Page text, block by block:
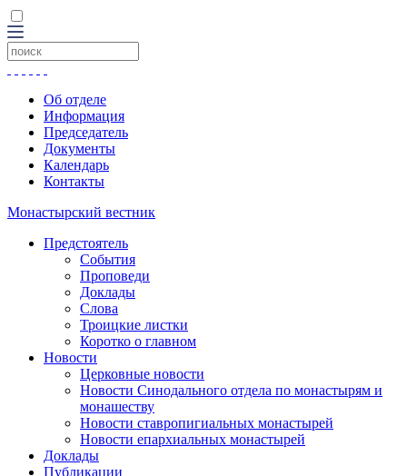
Об отделе
Информация
Председатель
Документы
Календарь
Контакты
Монастырский вестник
Предстоятель
События
Проповеди
Доклады
Слова
Троицкие листки
Коротко о главном
Новости
Церковные новости
Новости Синодального отдела по монастырям и
монашеству
Новости ставропигиальных монастырей
Новости епархиальных монастырей
Доклады
Публикации